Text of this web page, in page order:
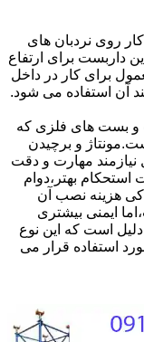
روی نردبان های
داربست برای ارتفاع
برای کار در داخل
آن استفاده می شود.
و بست های فلزی که
و برچیدن
مهارت و دقت
بهتر،دوام
هزینه نصب آن
ایمنی بیشتری
است که این نوع
استفاده قرار می